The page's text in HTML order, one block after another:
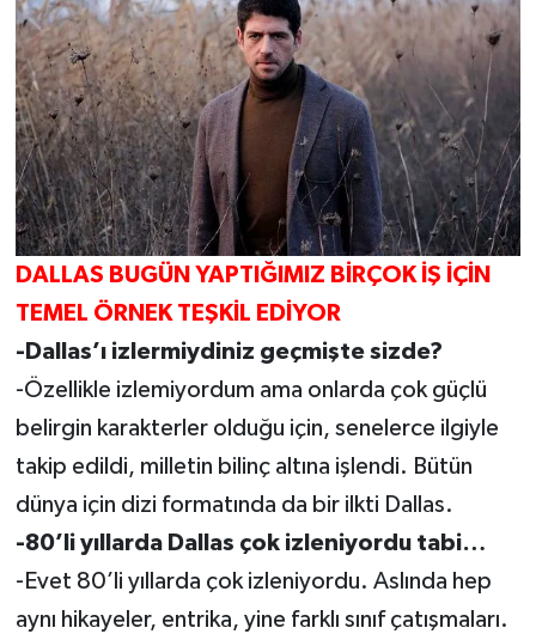
DALLAS BUGÜN YAPTIĞIMIZ BİRÇOK İŞ İÇİN
TEMEL ÖRNEK TEŞKİL EDİYOR
-Dallas’ı izlermiydiniz geçmişte sizde?
-Özellikle izlemiyordum ama onlarda çok güçlü
belirgin karakterler olduğu için, senelerce ilgiyle
takip edildi, milletin bilinç altına işlendi. Bütün
dünya için dizi formatında da bir ilkti Dallas.
-80’li yıllarda Dallas çok izleniyordu tabi…
-Evet 80’li yıllarda çok izleniyordu. Aslında hep
aynı hikayeler, entrika, yine farklı sınıf çatışmaları.